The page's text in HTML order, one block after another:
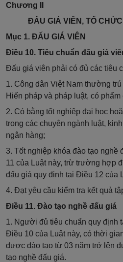
Chương II
ĐẤU GIÁ VIÊN, TỔ
Mục 1. ĐẤU GIÁ VIÊN
Điều 10. Tiêu chuẩn đấu giá
Đấu giá viên phải có đủ các tiêu
1. Công dân Việt Nam thường
Hiến pháp và pháp luật, có
2. Có bằng tốt nghiệp đại học
trong các chuyên ngành luật,
ngân hàng;
3. Tốt nghiệp khóa đào tạo nghề
11 của Luật này, trừ trường hợp
đấu giá quy định tại Điều 12 của
4. Đạt yêu cầu kiểm tra kết quả
Điều 11. Đào tạo nghề đấu giá
1. Người đủ tiêu chuẩn quy định
Điều 10 của Luật này, có thời
được đào tạo từ 03 năm trở lên
tạo nghề đấu giá.